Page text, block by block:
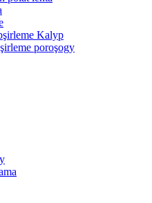
Kalyp
poroşogy